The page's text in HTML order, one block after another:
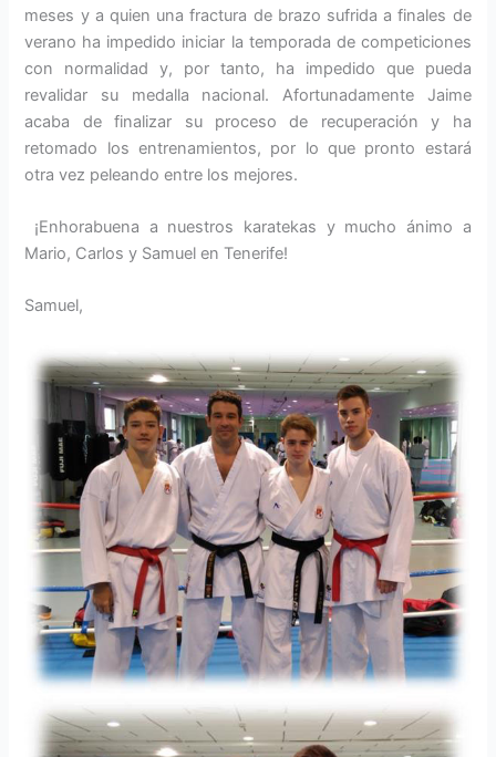
meses y a quien una fractura de brazo sufrida a finales de
verano ha impedido iniciar la temporada de competiciones
con normalidad y, por tanto, ha impedido que pueda
revalidar su medalla nacional. Afortunadamente Jaime
acaba de finalizar su proceso de recuperación y ha
retomado los entrenamientos, por lo que pronto estará
otra vez peleando entre los mejores.
¡Enhorabuena a nuestros karatekas y mucho ánimo a
Mario, Carlos y Samuel en Tenerife!
Samuel,